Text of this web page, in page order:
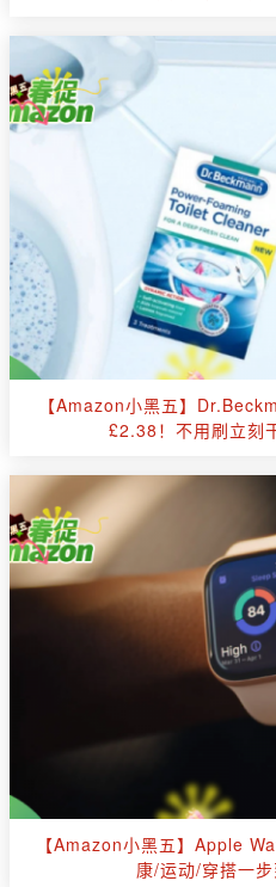
【Amazon小黑五】
£2.38！不用刷立刻
【Amazon小黑五】Apple
康/运动/穿搭一步